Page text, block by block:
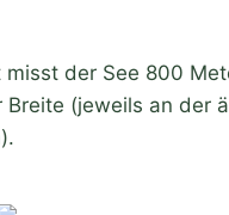
misst der See 800
Breite (jeweils an der